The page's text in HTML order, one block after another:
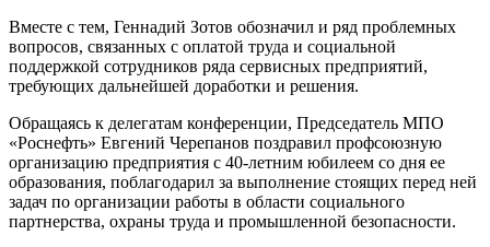
Вместе с тем, Геннадий Зотов обозначил и ряд проблемных
вопросов, связанных с оплатой труда и социальной
поддержкой сотрудников ряда сервисных предприятий,
требующих дальнейшей доработки и решения.
Обращаясь к делегатам конференции, Председатель МПО
«Роснефть» Евгений Черепанов поздравил профсоюзную
организацию предприятия с 40-летним юбилеем со дня ее
образования, поблагодарил за выполнение стоящих перед ней
задач по организации работы в области социального
партнерства, охраны труда и промышленной безопасности.